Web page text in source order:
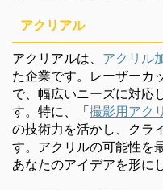
アクリアル
アクリアルは、 アクリル
た企業です。レーザーカ
で、幅広いニーズに対応
す。特に、「撮影用アク
の技術力を活かし、クラ
す。アクリルの可能性を
あなたのアイデアを形に